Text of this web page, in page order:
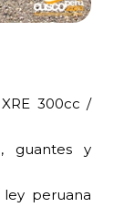
300cc /
guantes y
peruana